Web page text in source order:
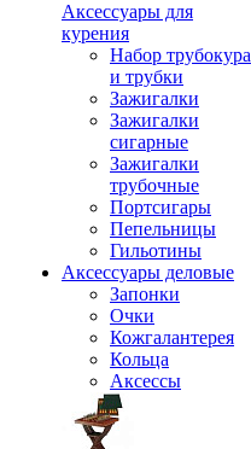
Аксессуары для
курения
Набор трубокура
и трубки
Зажигалки
Зажигалки
сигарные
Зажигалки
трубочные
Портсигары
Пепельницы
Гильотины
Аксессуары деловые
Запонки
Очки
Кожгалантерея
Кольца
Аксессы